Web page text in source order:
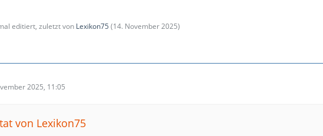
editiert, zuletzt von Lexikon75 (14. November 2025)
2025, 11:05
von Lexikon75